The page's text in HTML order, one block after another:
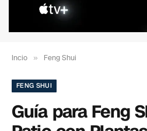
Incio » Feng Shui
FENG SHUI
Guía para Feng